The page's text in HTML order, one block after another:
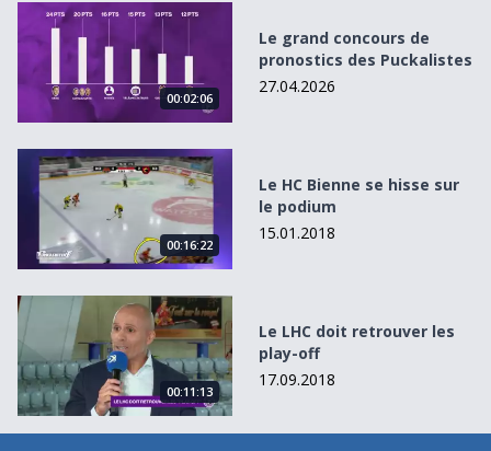
Le grand concours de pronostics des Puckalistes
00:02:06
Le grand concours de
pronostics des Puckalistes
27.04.2026
Le HC Bienne se hisse sur le podium
00:16:22
Le HC Bienne se hisse sur
le podium
15.01.2018
Le LHC doit retrouver les play-off
00:11:13
Le LHC doit retrouver les
play-off
17.09.2018